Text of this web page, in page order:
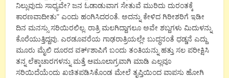
ನಿಲ್ಲುವುದು ಸಾಧ್ಯವೇ? ಜನ ಓಡಾಡುವಾಗ ಸೇತುವೆ ಮುರಿದು ದುರಂತಕ್ಕೆ
ಕಾರಣವಾದೀತು” ಎಂದು ಹಂಗಿಸಿದರಂತೆ. ಅದನ್ನು ಕೇಳಿದ ಗಿರೀಶರಿಗೆ ಇಡೀ
ದಿನ ಮನಸ್ಸು ಸರಿಯಿರಲಿಲ್ಲ. ರಾತ್ರಿ ಮಲಗಿದ್ದಾಗಲೂ ಅವೇ ಶಬ್ದಗಳು ಮಿದುಳನ್ನು
ಕೊರೆಯುತ್ತಿದ್ದವು. ಎರಡೂವರೆಯ ಗಾಢರಾತ್ರಿಯಲ್ಲೇ ಬುದ್ಧನಂತೆ ಧಡ್ಡನೆ ಎದ್ದು
ಮೂರು ಮೈಲಿ ದೂರದ ವರ್ಕ್‍ಶಾಪಿಗೆ ಬಂದು ತಂತಿಯನ್ನು ಹತ್ತು ಸಲ ಪರೀಕ್ಷಿಸಿ
ತನ್ನ ಲೆಕ್ಕಾಚಾರಗಳನ್ನು ಮತ್ತೆ ಆಮೂಲಾಗ್ರವಾಗಿ ಮಾಡಿ ಎಲ್ಲವೂ
ಸರಿಯಿದೆಯೆಂದು ಖಚಿತಪಡಿಸಿಕೊಂಡ ಮೇಲೆ ತೃಪ್ತಿಯಿಂದ ವಾಪಸು ಹೋಗಿ